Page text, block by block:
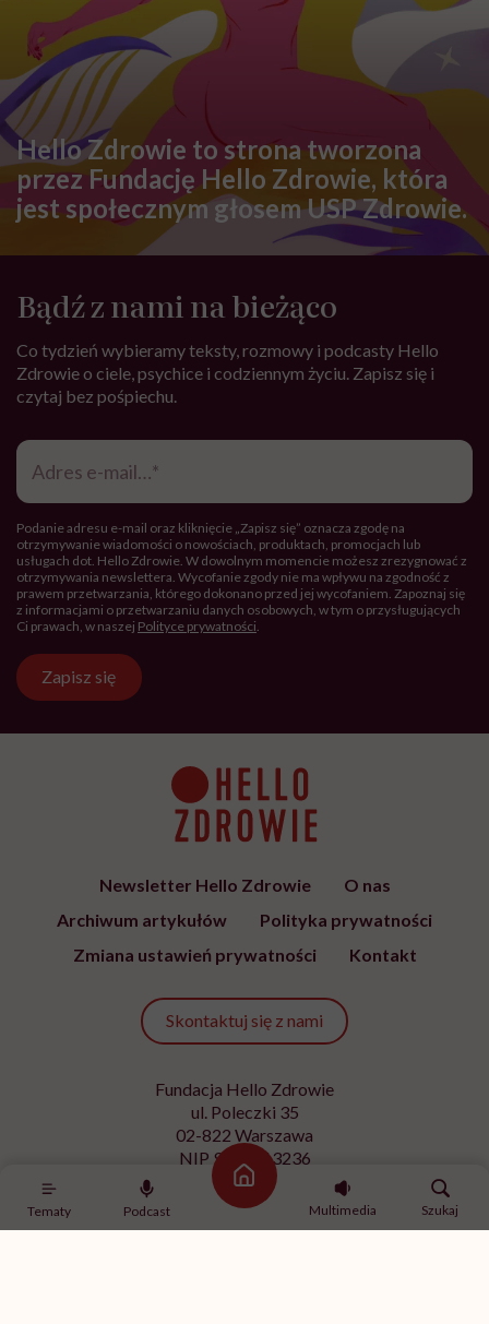
Tematy Podcast
Strona główna
Multimedia
Szukaj
Hello Zdrowie to strona tworzona
przez Fundację Hello Zdrowie, która
jest społecznym głosem USP Zdrowie.
Bądź z nami na bieżąco
Co tydzień wybieramy teksty, rozmowy i podcasty Hello
Zdrowie o ciele, psychice i codziennym życiu. Zapisz się i
czytaj bez pośpiechu.
Adres
mail*
Podanie adresu e-mail oraz kliknięcie „Zapisz się” oznacza zgodę na
otrzymywanie wiadomości o nowościach, produktach, promocjach lub
usługach dot. Hello Zdrowie. W dowolnym momencie możesz zrezygnować z
otrzymywania newslettera. Wycofanie zgody nie ma wpływu na zgodność z
prawem przetwarzania, którego dokonano przed jej wycofaniem. Zapoznaj się
z informacjami o przetwarzaniu danych osobowych, w tym o przysługujących
Ci prawach, w naszej Polityce prywatności
Zapisz się
Newsletter Hello Zdrowie
O nas
Archiwum artykułów
Polityka prywatności
Zmiana ustawień prywatności
Kontakt
Skontaktuj się z nami
Fundacja Hello Zdrowie
ul. Poleczki 35
02-822 Warszawa
NIP 9512613236
Kontakt z redakcją
redakcja@hellozdrowie.pl